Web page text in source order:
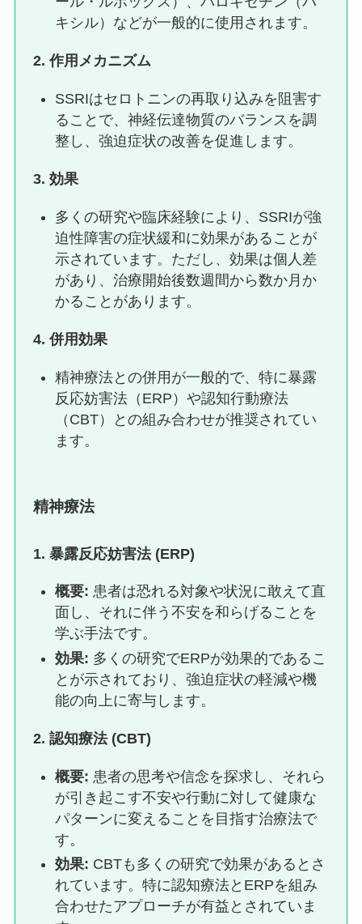
キシル）などが一般的に使用されます。
2.作用メカニズム
SSRIはセロトニンの再取り込みを阻害す
ることで、神経伝達物質のバランスを調
整し、強迫症状の改善を促進します。
3.効果
多くの研究や臨床経験により、SSRIが強
迫性障害の症状緩和に効果があることが
示されています。ただし、効果は個人差
があり、治療開始後数週間から数か月か
かることがあります。
4.併用効果
精神療法との併用が一般的で、特に暴露
反応妨害法（ERP）や認知行動療法
（CBT）との組み合わせが推奨されてい
ます。
精神療法
1.暴露反応妨害法 (ERP)
概要: 患者は恐れる対象や状況に敢えて直
面し、それに伴う不安を和らげることを
学ぶ手法です。
効果: 多くの研究でERPが効果的であるこ
とが示されており、強迫症状の軽減や機
能の向上に寄与します。
2.認知療法 (CBT)
概要: 患者の思考や信念を探求し、それら
が引き起こす不安や行動に対して健康な
パターンに変えることを目指す治療法で
す。
効果: CBTも多くの研究で効果があるとさ
れています。特に認知療法とERPを組み
合わせたアプローチが有益とされていま